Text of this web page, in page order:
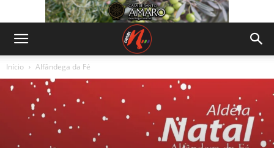
Início Alfândega da Fé